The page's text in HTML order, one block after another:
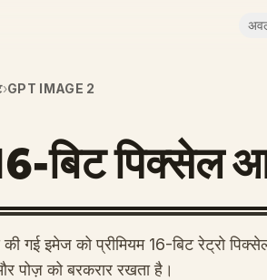
›GPT IMAGE 2
बिट पिक्सेल
गई इमेज को प्रीमियम 16-बिट रेट्रो
पोज़ को बरकरार रखता है।